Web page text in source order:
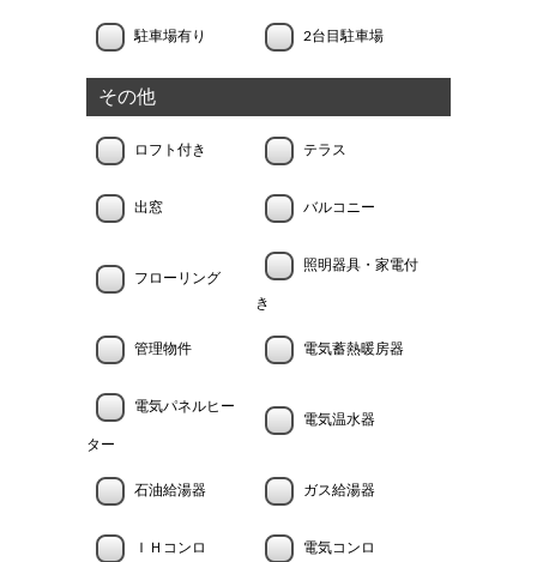
駐車場有り 2台目駐車場
その他
ロフト付き テラス
出窓 バルコニー
フローリング
照明器具・家電付
き
管理物件 電気蓄熱暖房器
電気パネルヒー
ター
電気温水器
石油給湯器 ガス給湯器
ＩＨコンロ 電気コンロ